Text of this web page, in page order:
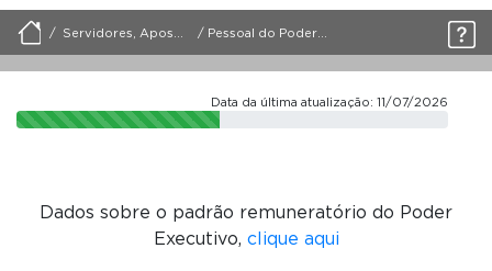
Servidores, Aposentados e Pensionistas Pessoal do Poder Executivo (Gov-RS)
Data da última atualização: 11/07/2026
Dados sobre o padrão remuneratório do Poder
Executivo, clique aqui